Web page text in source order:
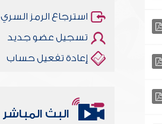
استرجاع الرمز السري
تسجيل عضو جديد
إعادة تفعيل حساب
البث المباشر